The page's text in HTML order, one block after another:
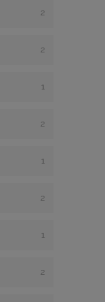
2
2
1
2
1
2
1
2